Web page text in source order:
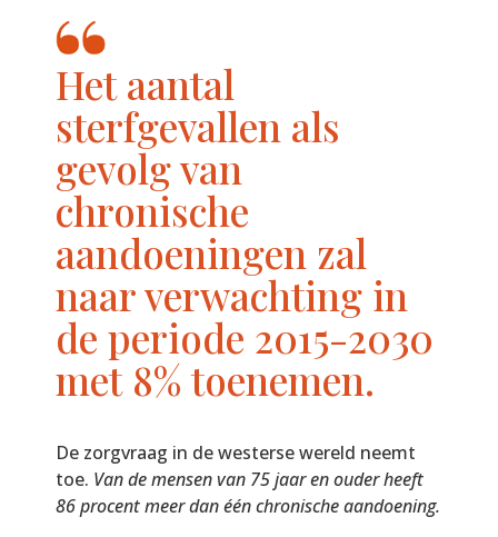
Het aantal
sterfgevallen als
gevolg van
chronische
aandoeningen zal
naar verwachting in
de periode 2015-2030
met 8% toenemen.
De zorgvraag in de westerse wereld neemt
toe. Van de mensen van 75 jaar en ouder heeft
86 procent meer dan één chronische aandoening.